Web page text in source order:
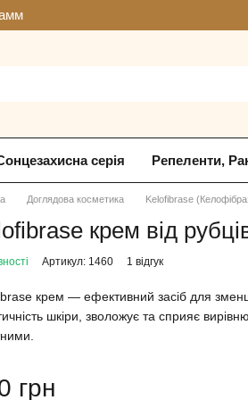
серія Репеленти,
Доглядова косметика Kelofibrase
крем від
Артикул: 1460 1 відгук
крем — ефективний засіб для
шкіри, зволожує та сприяє
грн